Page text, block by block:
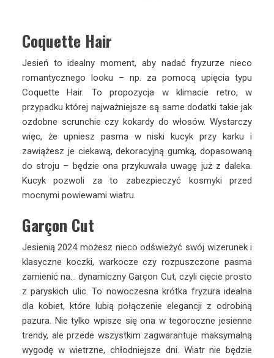
Coquette Hair
Jesień to idealny moment, aby nadać fryzurze nieco
romantycznego looku – np. za pomocą upięcia typu
Coquette Hair. To propozycja w klimacie retro, w
przypadku której najważniejsze są same dodatki takie jak
ozdobne scrunchie czy kokardy do włosów. Wystarczy
więc, że upniesz pasma w niski kucyk przy karku i
zawiążesz je ciekawą, dekoracyjną gumką, dopasowaną
do stroju – będzie ona przykuwała uwagę już z daleka.
Kucyk pozwoli za to zabezpieczyć kosmyki przed
mocnymi powiewami wiatru.
Garçon Cut
Jesienią 2024 możesz nieco odświeżyć swój wizerunek i
klasyczne koczki, warkocze czy rozpuszczone pasma
zamienić na… dynamiczny Garçon Cut, czyli cięcie prosto
z paryskich ulic. To nowoczesna krótka fryzura idealna
dla kobiet, które lubią połączenie elegancji z odrobiną
pazura. Nie tylko wpisze się ona w tegoroczne jesienne
trendy, ale przede wszystkim zagwarantuje maksymalną
wygodę w wietrzne, chłodniejsze dni. Wiatr nie będzie